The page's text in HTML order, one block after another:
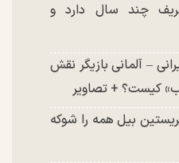
چند سال دارد و
– آلمانی بازیگر نقش
کیست؟ + تصاویر
بیل همه را شوکه